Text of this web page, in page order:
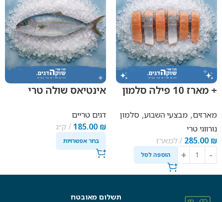
+ מארז 10 פילה סלמון
מארזים, מבצעי השבוע, סלמון
נורווגי טרי
285.00 ₪ למארז
הוספה לסל
אינטיאס שולה טרי
דגים טריים
185.00 ₪ ק״ג
בחר אפשרויות
תשלום מאובטח